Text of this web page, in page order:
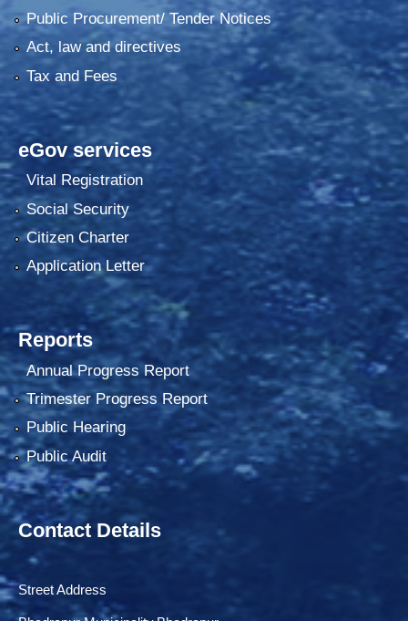
Public Procurement/ Tender Notices
Act, law and directives
Tax and Fees
eGov services
Vital Registration
Social Security
Citizen Charter
Application Letter
Reports
Annual Progress Report
Trimester Progress Report
Public Hearing
Public Audit
Contact Details
Street Address